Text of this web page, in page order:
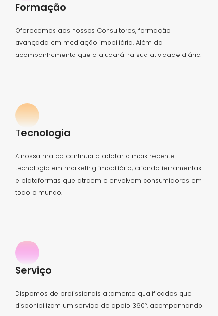
Formação
Oferecemos aos nossos Consultores, formação
avançada em mediação imobiliária. Além da
acompanhamento que o ajudará na sua atividade diária.
Tecnologia
A nossa marca continua a adotar a mais recente
tecnologia em marketing imobiliário, criando ferramentas
e plataformas que atraem e envolvem consumidores em
todo o mundo.
Serviço
Dispomos de profissionais altamente qualificados que
disponibilizam um serviço de apoio 360º, acompanhando